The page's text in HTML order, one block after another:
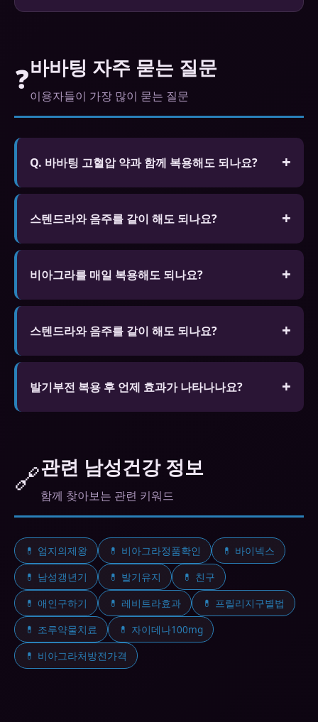
❓바바팅 자주 묻는 질문
이용자들이 가장 많이 묻는 질문
Q. 바바팅 고혈압 약과 함께 복용해도 되나요?
A. 일부 고혈압 약과 병용하면 혈압이 과도하게 낮아
질 수 있습니다. 현재 복용 중인 약물 목록을 전문가
스텐드라와 음주를 같이 해도 되나요?
소량은 괜찮지만 과음은 효과 저하와 저혈압 위험이
있습니다.
비아그라를 매일 복용해도 되나요?
오리지널 비아그라(100mg/50mg)는 매일 복용을 권
장하지 않습니다. 시알리스 5mg 제형은 매일 복용용
스 5mg을 의사와 상담 후 처방받으세요.
스텐드라와 음주를 같이 해도 되나요?
소량은 괜찮지만 과음은 효과 저하와 저혈압 위험이
있습니다.
발기부전 복용 후 언제 효과가 나타나나요?
🔗관련 남성건강 정보
함께 찾아보는 관련 키워드
💊 엄지의제왕 💊 비아그라정품확인
💊 바이넥스
💊 남성갱년기
💊 발기유지
💊 친구
💊 애인구하기
💊 레비트라효과
💊 프릴리지구별법
💊 조루약물치료
💊 자이데나100mg
💊 비아그라처방전가격